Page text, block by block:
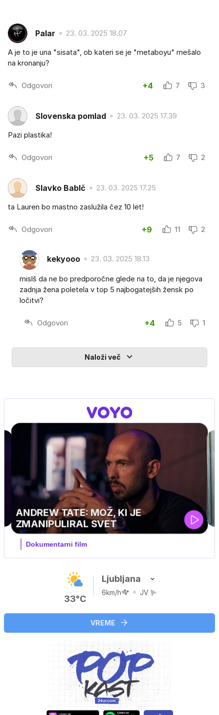
Palar 23. 03. 2025 18.07
A je to je una "sisata", ob kateri se je "metaboyu" mešalo
na kronanju?
Odgovori +4 7 3
Slovenska pomlad 23. 03. 2025 17.39
Pazi plastika!
Odgovori +5 7 2
Slavko BabIč 23. 03. 2025 17.25
ta Lauren bo mastno zaslužila čez 10 let!
Odgovori +9 11 2
kekyooo 23. 03. 2025 18.13
mislš da ne bo predporočne glede na to, da je njegova
zadnja žena poletela v top 5 najbogatejših žensk po
ločitvi?
Odgovori +4 5 1
Naloži več
MOJ PRIJATELJ PINGVIN
Film meseca / družinski, pustolovski
33°C
Ljubljana
6km/h JV
VREME